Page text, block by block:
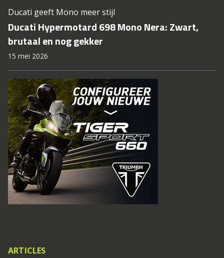
Ducati geeft Mono meer stijl
Ducati Hypermotard 698 Mono Nera: Zwart,
brutaal en nog gekker
15 mei 2026
ARTICLES